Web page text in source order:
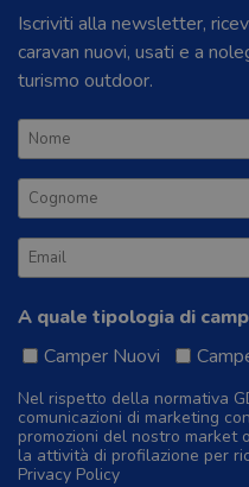
Iscriviti alla newsletter,
caravan nuovi, usati e a
turismo outdoor.
A quale tipologia di
Camper Nuovi
Nel rispetto della normativa
comunicazioni di marketing
promozioni del nostro
la attività di profilazione per
Privacy Policy